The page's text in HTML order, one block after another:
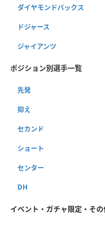
ダイヤモンドバックス
ドジャース
ジャイアンツ
ポジション別選手一覧
先発
抑え
セカンド
ショート
センター
DH
イベント・ガチャ限定・そ